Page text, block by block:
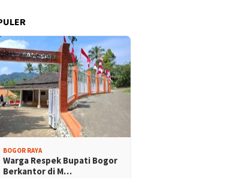
BOGOR RAYA
Warga Respek Bupati Bogor
Berkantor di M…